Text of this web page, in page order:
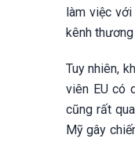
làm việc
kênh
Tuy nhiên,
viên EU có
cũng rất
Mỹ gây